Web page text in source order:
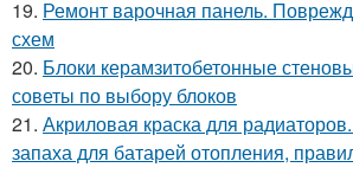
19. Ремонт варочная панель.
схем
20. Блоки керамзитобетонные
советы по выбору блоков
21. Акриловая краска для
запаха для батарей отопления,